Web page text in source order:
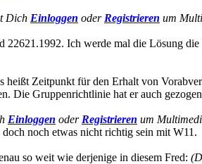
Dich Einloggen oder Registrieren um
22621.1992. Ich werde mal die Lösung
heißt Zeitpunkt für den Erhalt von
Die Gruppenrichtlinie hat er auch
Einloggen oder Registrieren um
noch etwas nicht richtig sein mit W11.
so weit wie derjenige in diesem Fred: